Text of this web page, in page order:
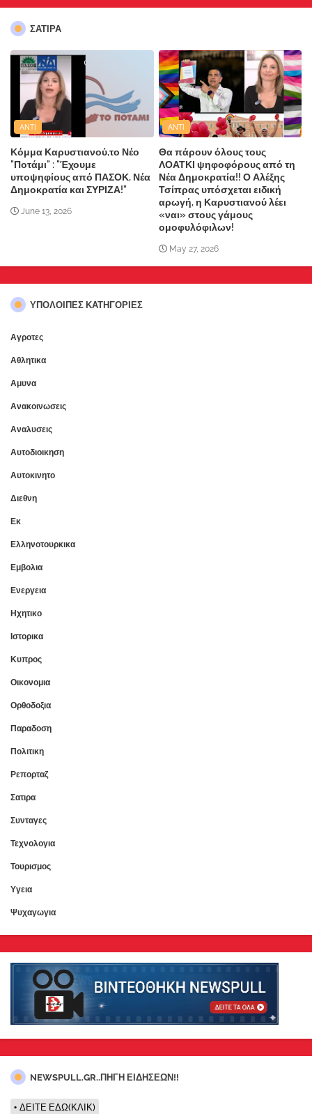
ΣΑΤΙΡΑ
ANTI
Κόμμα Καρυστιανού,το Νέο
"Ποτάμι" : "Έχουμε
υποψηφίους από ΠΑΣΟΚ, Νέα
Δημοκρατία και ΣΥΡΙΖΑ!"
June 13, 2026
ANTI
Θα πάρουν όλους τους
ΛΟΑΤΚΙ ψηφοφόρους από τη
Νέα Δημοκρατία!! Ο Αλέξης
Τσίπρας υπόσχεται ειδική
αρωγή, η Καρυστιανού λέει
«ναι» στους γάμους
ομοφυλόφιλων!
May 27, 2026
ΥΠΌΛΟΙΠΕΣ ΚΑΤΗΓΟΡΊΕΣ
Αγροτες
Αθλητικα
Αμυνα
Ανακοινωσεις
Αναλυσεις
Αυτοδιοικηση
Αυτοκινητο
Διεθνη
Εκ
Ελληνοτουρκικα
Εμβολια
Ενεργεια
Ηχητικο
Ιστορικα
Κυπρος
Οικονομια
Ορθοδοξια
Παραδοση
Πολιτικη
Ρεπορταζ
Σατιρα
Συνταγες
Τεχνολογια
Τουρισμος
Υγεια
Ψυχαγωγια
NEWSPULL.GR..ΠΗΓΗ ΕΙΔΗΣΕΩΝ!!
ΔΕΙΤΕ ΕΔΩ(ΚΛΙΚ)